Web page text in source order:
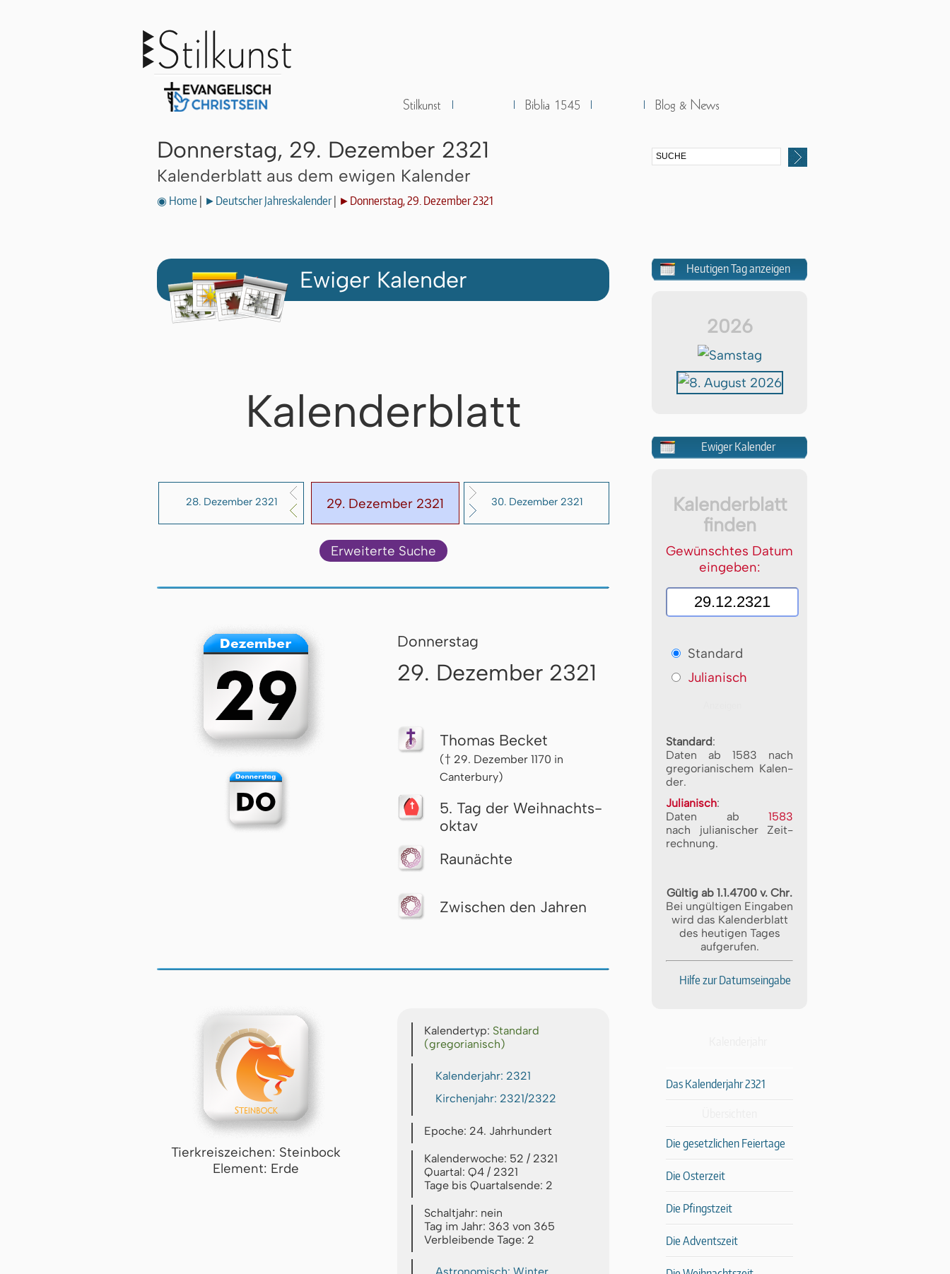
Donnerstag, 29. Dezember 2321
Kalenderblatt aus dem ewigen Kalender
◉ Home ►Deutscher Jahreskalender| ►Donnerstag, 29. Dezember 2321
Ewiger Kalender
Kalenderblatt
28. Dezember 2321 29. Dezember 2321 30. Dezember 2321
Erweiterte Suche
Donnerstag
29. Dezember 2321
Thomas Becket
(† 29. Dezember 1170 in
Canterbury)
5. Tag der Weih­nachts­
ok­tav
Raunächte
Zwischen den Jahren
Tierkreiszeichen: Steinbock
Element: Erde
Kalendertyp: Standard
(gregorianisch)
Kalenderjahr: 2321
Kirchenjahr: 2321/2322
Epoche: 24. Jahrhundert
Kalenderwoche: 52 / 2321
Quartal: Q4 / 2321
Tage bis Quartalsende: 2
Schaltjahr: nein
Tag im Jahr: 363 von 365
Verbleibende Tage: 2
Astronomisch: Winter
Heutigen Tag anzeigen
2026
Ewiger Kalender
Kalenderblatt
finden
Gewünschtes Datum
eingeben:
Standard
Julianisch
Standard:
Daten ab 1583 nach
gre­go­ri­a­ni­schem Ka­len­
der.
Julianisch:
Daten ab 1583
nach ju­li­a­ni­scher Zeit­
rech­nung.
Gültig ab 1.1.4700 v. Chr.
Bei ungültigen Eingaben
wird das Kalenderblatt
des heutigen Tages
aufgerufen.
Hilfe zur Datumseingabe
Das Kalenderjahr 2321
Die gesetzlichen Feiertage
Die Osterzeit
Die Pfingstzeit
Die Adventszeit